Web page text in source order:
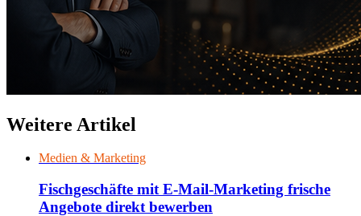
Weitere Artikel
Medien & Marketing
Fischgeschäfte mit E-Mail-Marketing frische
Angebote direkt bewerben